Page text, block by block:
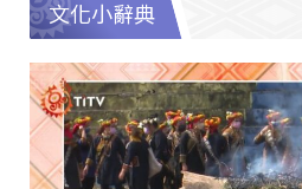
文化小辭典